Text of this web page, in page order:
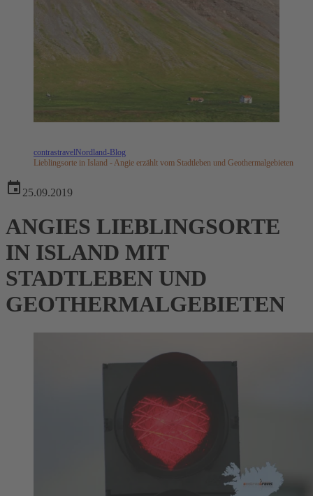
contrastravelNordland-Blog
Lieblingsorte in Island - Angie erzählt vom Stadtleben und Geothermalgebieten
25.09.2019
ANGIES LIEBLINGSORTE
IN ISLAND MIT
STADTLEBEN UND
GEOTHERMALGEBIETEN